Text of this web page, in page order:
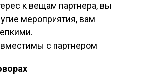
к вещам партнера, вы
мероприятия, вам